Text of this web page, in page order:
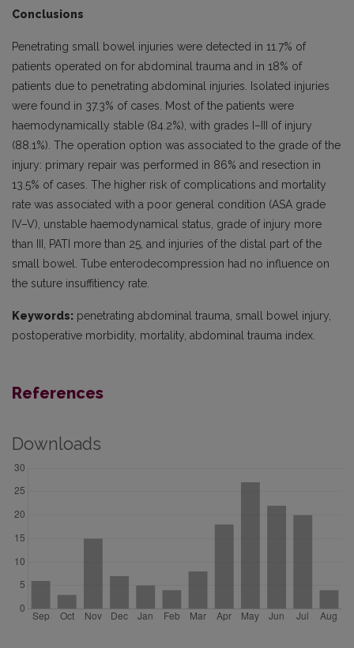
Conclusions
Penetrating small bowel injuries were detected in 11.7% of
patients operated on for abdominal trauma and in 18% of
patients due to penetrating abdominal injuries. Isolated injuries
were found in 37.3% of cases. Most of the patients were
haemodynamically stable (84.2%), with grades I–III of injury
(88.1%). The operation option was associated to the grade of the
injury: primary repair was performed in 86% and resection in
13.5% of cases. The higher risk of complications and mortality
rate was associated with a poor general condition (ASA grade
IV–V), unstable haemodynamical status, grade of injury more
than III, PATI more than 25, and injuries of the distal part of the
small bowel. Tube enterodecompression had no influence on
the suture insuffitiency rate.
Keywords: penetrating abdominal trauma, small bowel injury,
postoperative morbidity, mortality, abdominal trauma index.
References
Downloads